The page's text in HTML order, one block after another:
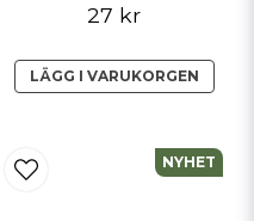
27 kr
LÄGG I VARUKORGEN
NYHET